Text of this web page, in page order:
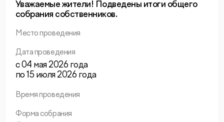
Уважаемые жители! Подведены итоги общего
собрания собственников.
Место проведения
Дата проведения
с 04 мая 2026 года
по 15 июля 2026 года
Время проведения
Форма собрания